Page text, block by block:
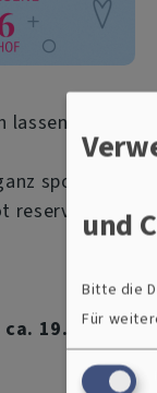
lassen.
spontan
ca. 19.00 Uhr
und
Bitte die
Für